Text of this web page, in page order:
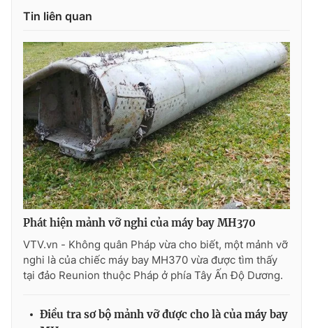
Liên hệ tòa soạn
THỜI BÁO VTV
Theo dõi báo trên
Cơ quan chủ quản:Đài Truyền hình Việt Nam
Cơ quan báo chí:Thời báo VTV
Giấy phép hoạt động báo in và báo điện tử số 483/GP-BTTTT
cấp ngày 29/12/2023
Tổng Biên tập:Vũ Thanh Thủy
Phó Tổng Biên tập: Nguyễn Thị Mỹ Hạnh, Phạm Quốc Thắng,
Tổng đài VTV:024.38 355 931 - 024.38 355 932
Tin liên quan
Phát hiện mảnh vỡ nghi của máy bay MH370
VTV.vn - Không quân Pháp vừa cho biết, một mảnh vỡ
nghi là của chiếc máy bay MH370 vừa được tìm thấy
tại đảo Reunion thuộc Pháp ở phía Tây Ấn Độ Dương.
Điều tra sơ bộ mảnh vỡ được cho là của máy bay